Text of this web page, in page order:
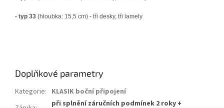
- typ 33 (hloubka: 15,5 cm) - tři desky, tři lamely
Doplňkové parametry
Kategorie: KLASIK boční připojení
při splnění záručních podmínek 2 roky +